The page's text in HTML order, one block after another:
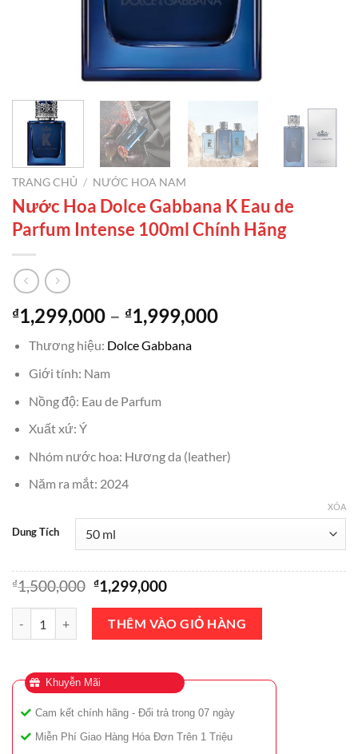
TRANG CHỦ / NƯỚC HOA NAM
Nước Hoa Dolce Gabbana K Eau de
Parfum Intense 100ml Chính Hãng
₫1,299,000 – ₫1,999,000Khoảng
Thương hiệu: Dolce Gabbana
Giới tính: Nam
Nồng độ: Eau de Parfum
Xuất xứ: Ý
Nhóm nước hoa: Hương da (leather)
Năm ra mắt: 2024
Dung Tích
XÓA
₫1,500,000 Giá
gốc
là:
₫1,500,000.
₫1,299,000Giá
tại
là:
₫1,299,000.
Nước Hoa Dolce Gabbana K Eau de Parfum Intense 100ml Chính
THÊM VÀO GIỎ HÀNG
Khuyễn Mãi
Cam kết chính hãng - Đổi trả trong 07 ngày
Miễn Phí Giao Hàng Hóa Đơn Trên 1 Triệu